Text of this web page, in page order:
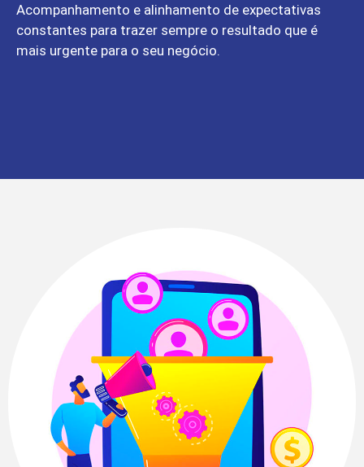
Acompanhamento e alinhamento de expectativas
constantes para trazer sempre o resultado que é
mais urgente para o seu negócio.